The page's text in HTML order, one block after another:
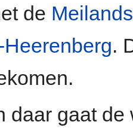
de
Heerenberg.
daar gaat